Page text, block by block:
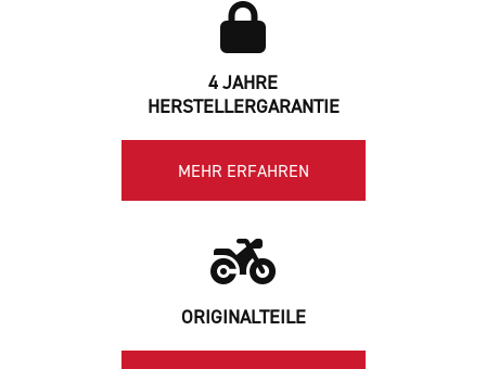
4 JAHRE
HERSTELLERGARANTIE
MEHR ERFAHREN
ORIGINALTEILE